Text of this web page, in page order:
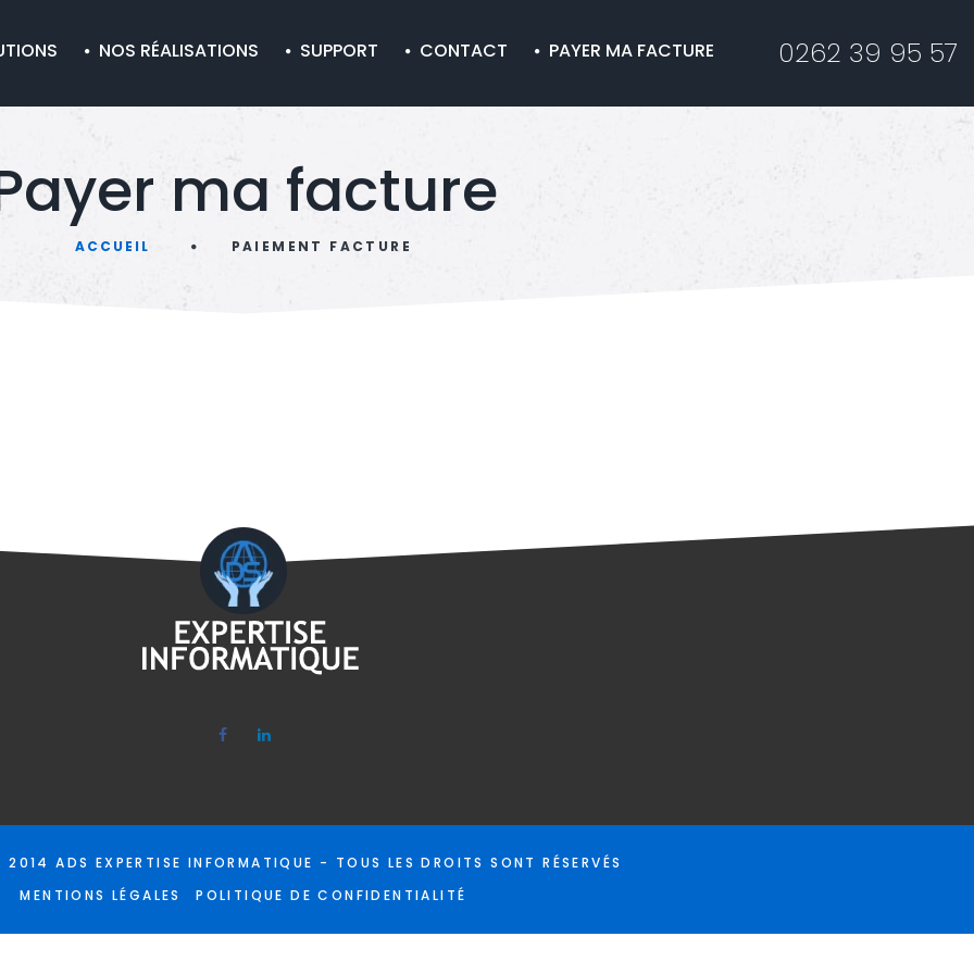
NOS RÉALISATIONS SUPPORT CONTACT PAYER MA FACTURE 0262 39 95 57
ma facture
ACCUEIL PAIEMENT FACTURE
2014ADS EXPERTISE INFORMATIQUE - TOUS LES DROITS SONT RÉSERVÉS
MENTIONS LÉGALES
POLITIQUE DE CONFIDENTIALITÉ